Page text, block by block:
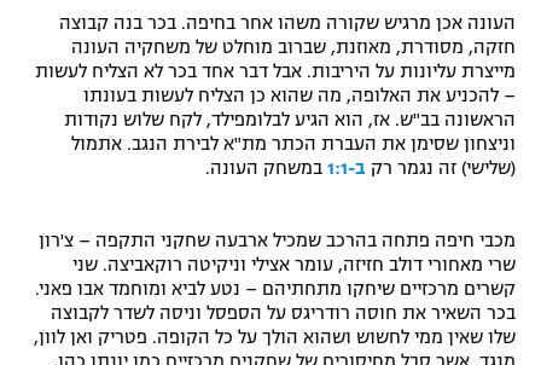
תקנון פעילות ספורט 1
רשיון להקרנה פומבית לבית עסק
לוח דרושים – ג'ובנט
תגיות
המגזין
העונה אכן מרגיש שקורה משהו אחר בחיפה. בכר בנה קבוצה
חזקה, מסודרת, מאוזנת, שברוב מוחלט של משחקיה העונה
מייצרת עליונות על היריבות. אבל דבר אחד בכר לא הצליח לעשות
– להכניע את האלופה, מה שהוא כן הצליח לעשות בעונתו
הראשונה בב"ש. אז, הוא הגיע לבלומפילד, לקח שלוש נקודות
וניצחון שסימן את העברת הכתר מת"א לבירת הנגב. אתמול
(שלישי) זה נגמר רק ב-1:1 במשחק העונה.
מכבי חיפה פתחה בהרכב שמכיל ארבעה שחקני התקפה – צ'רון
שרי מאחורי דולב חזיזה, עומר אצילי וניקיטה רוקאביצה. שני
קשרים מרכזיים שיחקו מתחתיהם – נטע לביא ומוחמד אבו פאני.
בכר השאיר את חוסה רודריגס על הספסל וניסה לשדר לקבוצה
שלו שאין ממי לחשוש ושהוא הולך על כל הקופה. פטריק ואן לוון,